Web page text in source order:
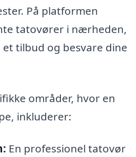
På platformen
tatovører i nærheden,
et tilbud og besvare dine
områder, hvor en
inkluderer:
En professionel tatovør